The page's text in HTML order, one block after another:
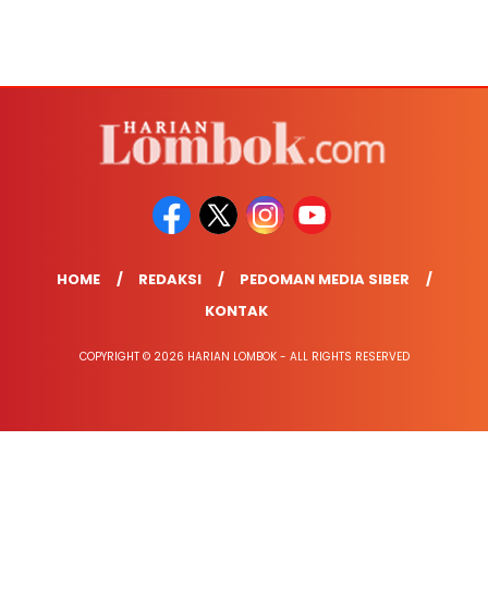
HOME REDAKSI
PEDOMAN MEDIA SIBER
KONTAK
COPYRIGHT © 2026 HARIAN LOMBOK - ALL RIGHTS RESERVED